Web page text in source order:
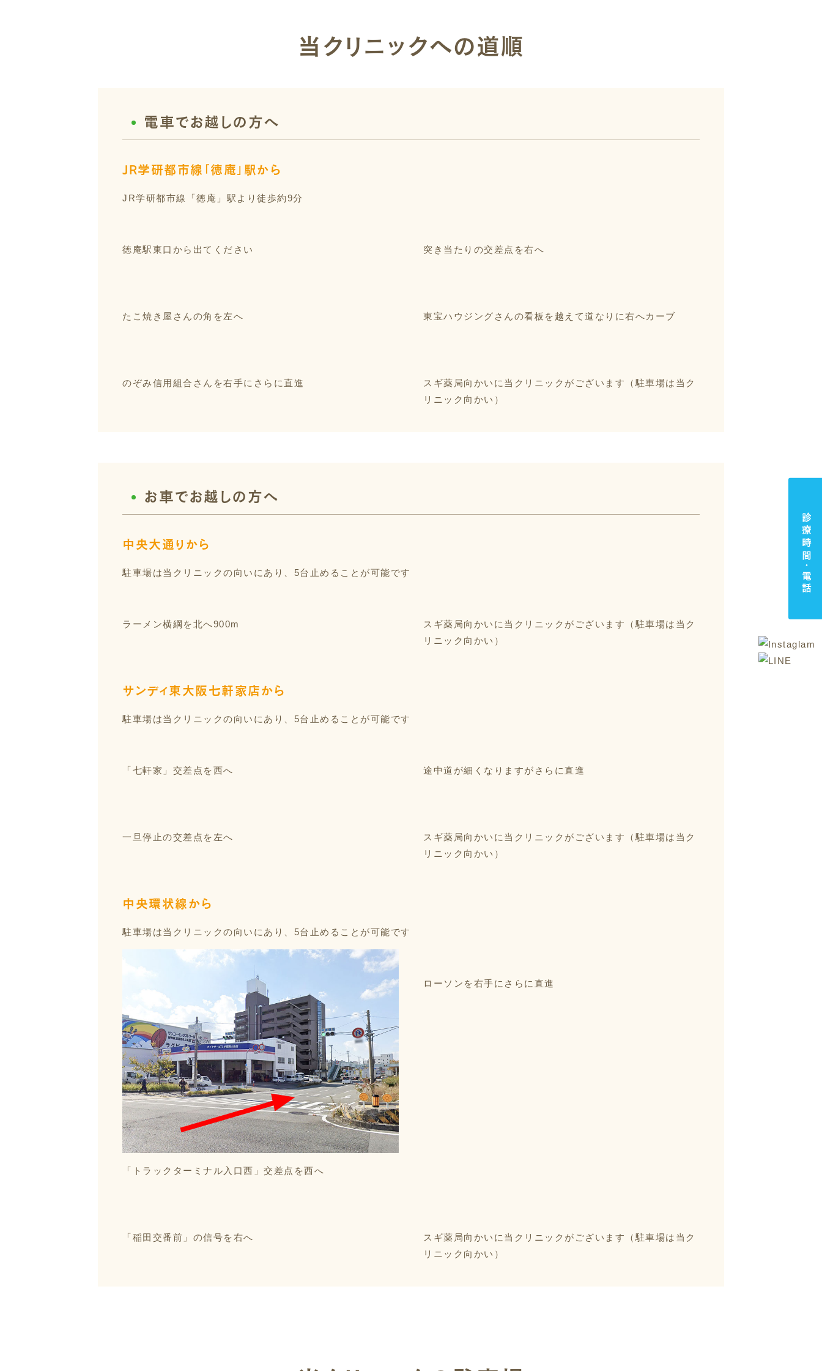
当クリニックへの道順
電車でお越しの方へ
JR学研都市線「徳庵」駅から
JR学研都市線「徳庵」駅より徒歩約9分
徳庵駅東口から出てください 突き当たりの交差点を右へ
たこ焼き屋さんの角を左へ 東宝ハウジングさんの看板を越えて道なりに右へカーブ
のぞみ信用組合さんを右手にさらに直進
スギ薬局向かいに当クリニックがございます（駐車場は当ク
リニック向かい）
お車でお越しの方へ
中央大通りから
駐車場は当クリニックの向いにあり、5台止めることが可能です
ラーメン横綱を北へ900m
スギ薬局向かいに当クリニックがございます（駐車場は当ク
リニック向かい）
サンディ東大阪七軒家店から
駐車場は当クリニックの向いにあり、5台止めることが可能です
「七軒家」交差点を西へ 途中道が細くなりますがさらに直進
一旦停止の交差点を左へ
スギ薬局向かいに当クリニックがございます（駐車場は当ク
リニック向かい）
中央環状線から
駐車場は当クリニックの向いにあり、5台止めることが可能です
「トラックターミナル入口西」交差点を西へ
ローソンを右手にさらに直進
「稲田交番前」の信号を右へ
スギ薬局向かいに当クリニックがございます（駐車場は当ク
リニック向かい）
診療時間・電話